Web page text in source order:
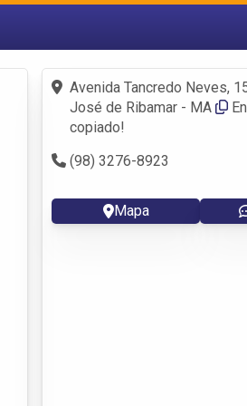
Fazer login
Criar conta
Avenida Tancredo Neves,
José de Ribamar - MA
copiado!
(98) 3276-8923
Mapa